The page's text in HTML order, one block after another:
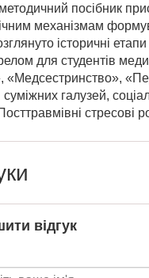
посібник
механізмам
історичні
для студентів
«Медсестринство»,
суміжних галузей,
стресові
відгук